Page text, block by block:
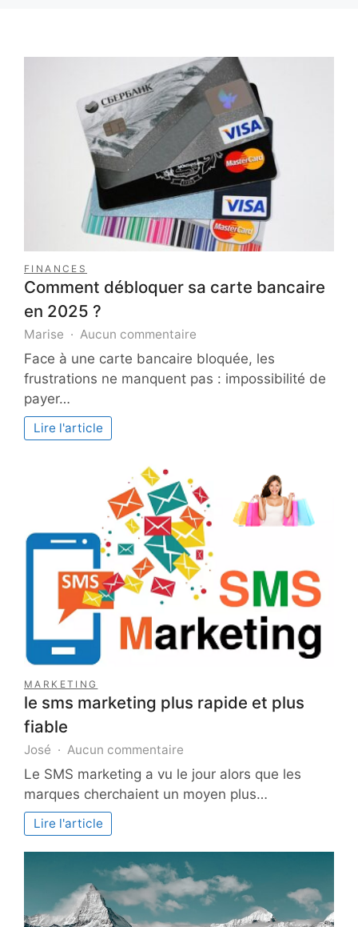
FINANCES
Comment débloquer sa carte bancaire
en 2025 ?
Marise Aucun commentaire
Comment
débloquer
sa
Face à une carte bancaire bloquée, les
frustrations ne manquent pas : impossibilité de
payer…
Lire l'article
MARKETING
le sms marketing plus rapide et plus
fiable
José Aucun commentaire
le
sms
marketing
et
plus
fiable
Le SMS marketing a vu le jour alors que les
marques cherchaient un moyen plus…
Lire l'article